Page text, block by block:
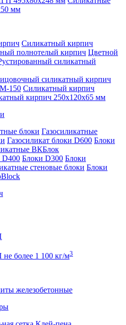
мм
Силикатный кирпич
полнотелый кирпич Цветной
силикатный
силикатный кирпич
150 Силикатный кирпич
кирпич 250x120x65 мм
блоки Газосиликатные
Газосиликат блоки D600 Блоки
ВКБлок
D400 Блоки D300 Блоки
стеновые блоки Блоки
более 1 100 кг/м3
железобетонные